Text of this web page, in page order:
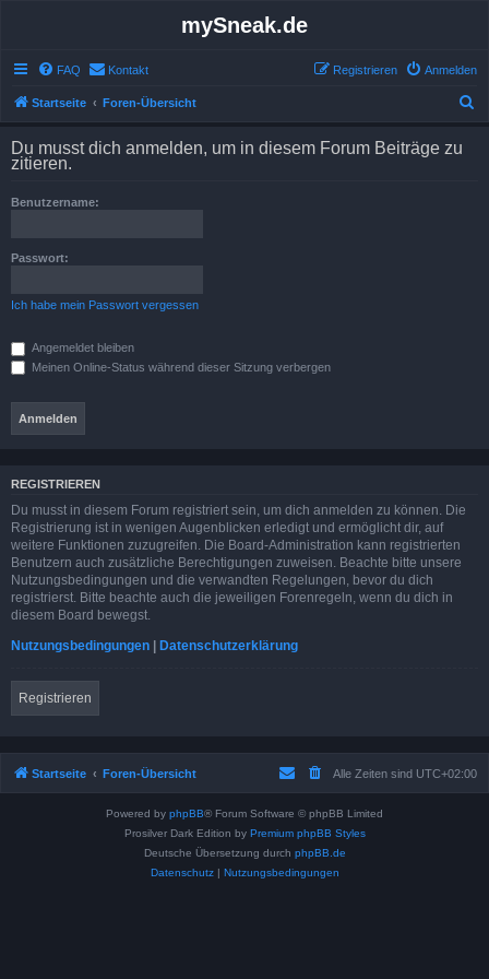
mySneak.de
FAQ Kontakt Anmelden
Registrieren
Startseite Foren-Übersicht
Du musst dich anmelden, um in diesem Forum Beiträge zu
zitieren.
Benutzername:
Passwort:
Ich habe mein Passwort vergessen
Angemeldet bleiben
Meinen Online-Status während dieser Sitzung verbergen
REGISTRIEREN
Du musst in diesem Forum registriert sein, um dich anmelden zu können. Die
Registrierung ist in wenigen Augenblicken erledigt und ermöglicht dir, auf
weitere Funktionen zuzugreifen. Die Board-Administration kann registrierten
Benutzern auch zusätzliche Berechtigungen zuweisen. Beachte bitte unsere
Nutzungsbedingungen und die verwandten Regelungen, bevor du dich
registrierst. Bitte beachte auch die jeweiligen Forenregeln, wenn du dich in
diesem Board bewegst.
Nutzungsbedingungen | Datenschutzerklärung
Registrieren
Startseite Foren-Übersicht Alle Zeiten sind UTC+02:00
Powered by phpBB® Forum Software © phpBB Limited
Prosilver Dark Edition by Premium phpBB Styles
Deutsche Übersetzung durch phpBB.de
Datenschutz| Nutzungsbedingungen